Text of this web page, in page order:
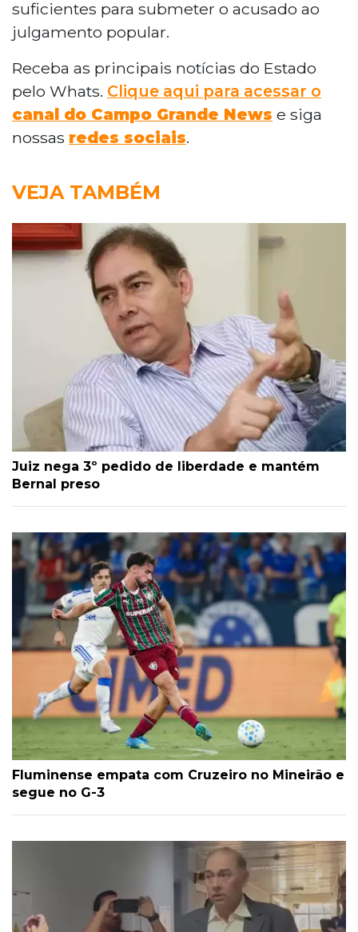
suficientes para submeter o acusado ao
julgamento popular.
Receba as principais notícias do Estado
pelo Whats. Clique aqui para acessar o
canal do Campo Grande News e siga
nossas redes sociais.
VEJA TAMBÉM
Juiz nega 3º pedido de liberdade e mantém
Bernal preso
Fluminense empata com Cruzeiro no Mineirão e
segue no G-3